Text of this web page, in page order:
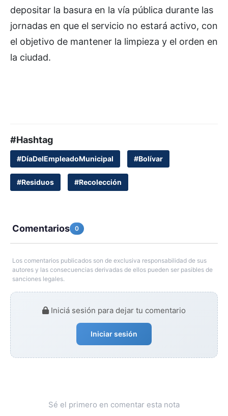
depositar la basura en la vía pública durante las
jornadas en que el servicio no estará activo, con
el objetivo de mantener la limpieza y el orden en
la ciudad.
#Hashtag
#DíaDelEmpleadoMunicipal #Bolívar
#Residuos #Recolección
Comentarios 0
Los comentarios publicados son de exclusiva responsabilidad de sus
autores y las consecuencias derivadas de ellos pueden ser pasibles de
sanciones legales.
Iniciá sesión para dejar tu comentario
Iniciar sesión
Sé el primero en comentar esta nota